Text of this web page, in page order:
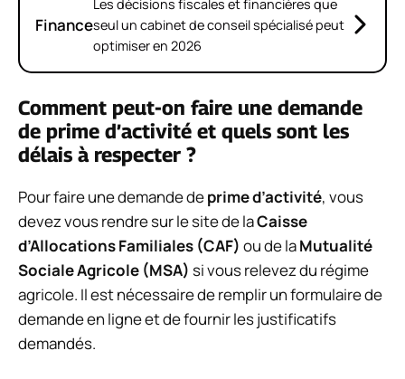
Finance
Les décisions fiscales et financières que
seul un cabinet de conseil spécialisé peut
optimiser en 2026
Comment peut-on faire une demande
de prime d’activité et quels sont les
délais à respecter ?
Pour faire une demande deprime d’activité, vous
devez vous rendre sur le site de laCaisse
d’Allocations Familiales (CAF) ou de laMutualité
Sociale Agricole (MSA) si vous relevez du régime
agricole. Il est nécessaire de remplir un formulaire de
demande en ligne et de fournir les justificatifs
demandés.